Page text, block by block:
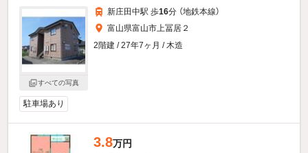
すべての写真
新庄田中駅 歩16分 （地鉄本線）
富山県富山市上冨居２
2階建 / 27年7ヶ月 / 木造
駐車場あり
3.8万円